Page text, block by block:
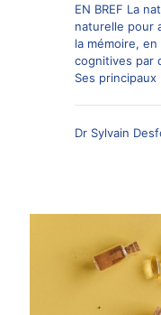
EN BREF La
naturelle pour
la mémoire,
cognitives par
Ses principaux
Dr Sylvain